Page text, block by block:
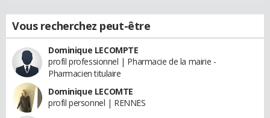
Vous recherchez peut-être
Dominique LECOMPTE
profil professionnel | Pharmacie de la mairie -
Pharmacien titulaire
Dominique LECOMTE
profil personnel | RENNES